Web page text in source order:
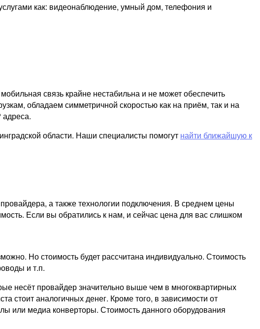
как: видеонаблюдение, умный дом, телефония и
связь крайне нестабильна и не может обеспечить
обладаем симметричной скоростью как на приём, так и на
адреса.
области. Наши специалисты помогут найти ближайшую к
а также технологии подключения. В среднем цены
Если вы обратились к нам, и сейчас цена для вас слишком
Но стоимость будет рассчитана индивидуально. Стоимость
и т.п.
несёт провайдер значительно выше чем в многоквартирных
стоит аналогичных денег. Кроме того, в зависимости от
или медиа конверторы. Стоимость данного оборудования